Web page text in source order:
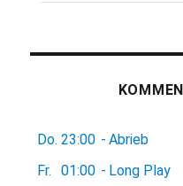
Do. 23:00 - Abrieb
Fr.
01:00 - Long Play